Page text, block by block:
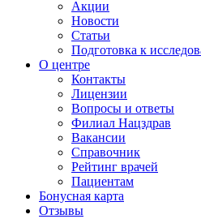
Акции
Новости
Статьи
Подготовка к
О центре
Контакты
Лицензии
Вопросы и ответы
Филиал Нацздрав
Вакансии
Справочник
Рейтинг врачей
Пациентам
Бонусная карта
Отзывы